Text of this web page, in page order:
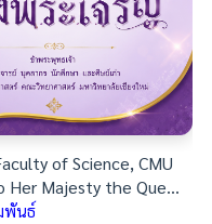
of Science, CMU
Her Majesty the Queen
พันธ์